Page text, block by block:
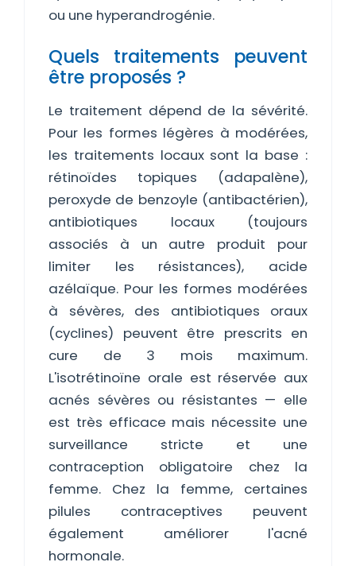
ou une hyperandrogénie.
Quels traitements peuvent
être proposés ?
Le traitement dépend de la sévérité.
Pour les formes légères à modérées,
les traitements locaux sont la base :
rétinoïdes topiques (adapalène),
peroxyde de benzoyle (antibactérien),
antibiotiques locaux (toujours
associés à un autre produit pour
limiter les résistances), acide
azélaïque. Pour les formes modérées
à sévères, des antibiotiques oraux
(cyclines) peuvent être prescrits en
cure de 3 mois maximum.
L'isotrétinoïne orale est réservée aux
acnés sévères ou résistantes — elle
est très efficace mais nécessite une
surveillance stricte et une
contraception obligatoire chez la
femme. Chez la femme, certaines
pilules contraceptives peuvent
également améliorer l'acné
hormonale.